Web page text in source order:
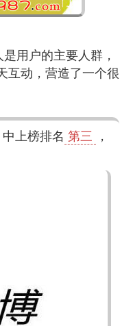
用户的主要人群，
互动，营造了一个很
上榜排名 第三
，